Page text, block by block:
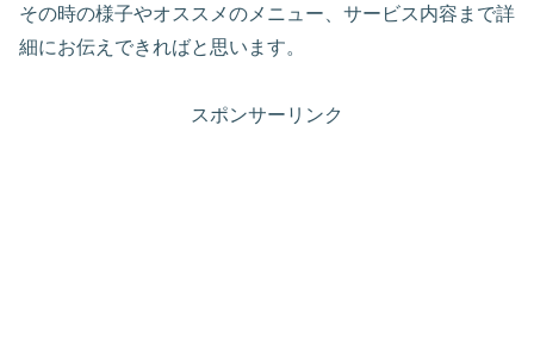
その時の様子やオススメのメニュー、サービス内容まで詳
細にお伝えできればと思います。
スポンサーリンク